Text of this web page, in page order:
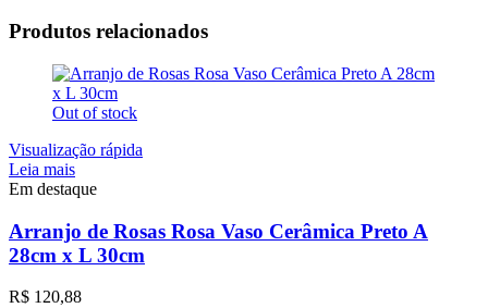
Produtos relacionados
Out of stock
Visualização rápida
Leia mais
Em destaque
Arranjo de Rosas Rosa Vaso Cerâmica Preto A
28cm x L 30cm
R$ 120,88